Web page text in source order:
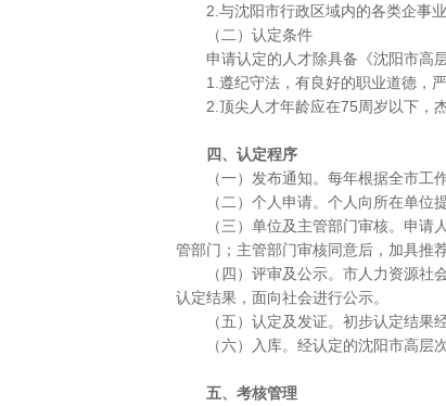
2.与沈阳市行政区域内的各类企事业
（二）认定条件
申请认定的人才除具备《沈阳市高层
1.遵纪守法，有良好的职业道德，严
2.顶尖人才年龄应在75周岁以下，杰
四、认定程序
（一）发布通知。每年根据全市工作
（二）个人申请。个人向所在单位提
（三）单位及主管部门审核。申请人
管部门；主管部门审核同意后，加具推
（四）评审及公示。市人力资源社会
认定结果，面向社会进行公示。
（五）认定及发证。初步认定结果经
（六）入库。经认定的沈阳市高层次
五、考核管理